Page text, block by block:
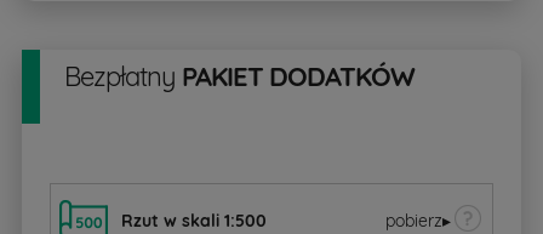
Bezpłatny PAKIET DODATKÓW
Rzut w skali 1:500 pobierz▸